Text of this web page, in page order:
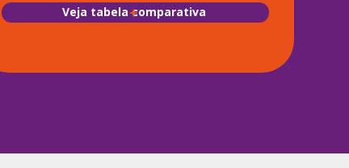
Veja tabela comparativa